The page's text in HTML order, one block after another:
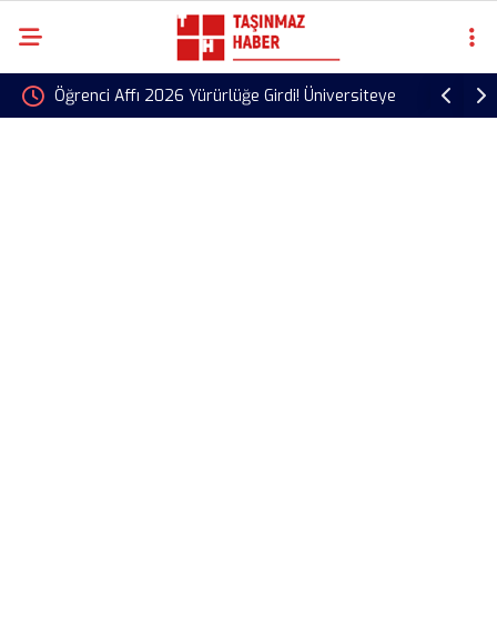
Yürürlüğe Girdi! Üniversiteye OpenAI Astra Modeli İçin